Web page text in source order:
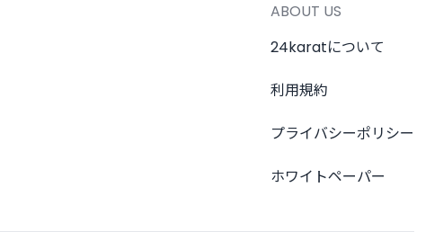
ABOUT US
24karatについて
利用規約
プライバシーポリシー
ホワイトペーパー